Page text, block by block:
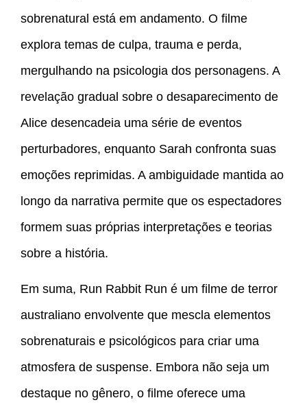
sobrenatural está em andamento. O filme
explora temas de culpa, trauma e perda,
mergulhando na psicologia dos personagens. A
revelação gradual sobre o desaparecimento de
Alice desencadeia uma série de eventos
perturbadores, enquanto Sarah confronta suas
emoções reprimidas. A ambiguidade mantida ao
longo da narrativa permite que os espectadores
formem suas próprias interpretações e teorias
sobre a história.
Em suma, Run Rabbit Run é um filme de terror
australiano envolvente que mescla elementos
sobrenaturais e psicológicos para criar uma
atmosfera de suspense. Embora não seja um
destaque no gênero, o filme oferece uma